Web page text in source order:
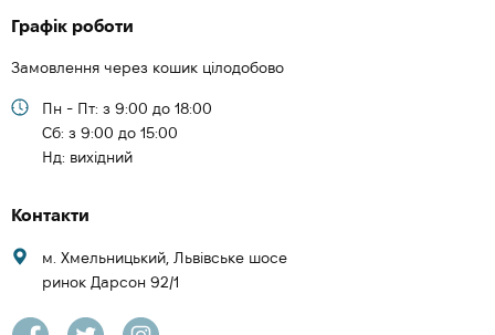
Графік роботи
Замовлення через кошик цілодобово
Пн - Пт: з 9:00 до 18:00
Cб: з 9:00 до 15:00
Нд: вихідний
Контакти
м. Хмельницький, Львівське шосе
ринок Дарсон 92/1